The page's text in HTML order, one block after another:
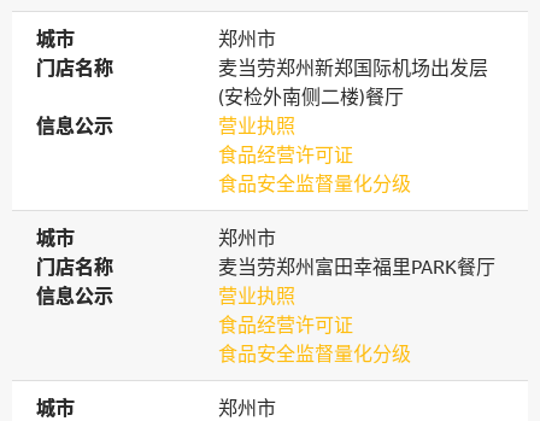
城市
城市
郑州市
门店名称
门店名称
麦当劳郑州新郑国际机场出发层
(安检外南侧二楼)餐厅
信息公示
信息公示
营业执照
食品经营许可证
食品安全监督量化分级
城市
城市
郑州市
门店名称
门店名称
麦当劳郑州富田幸福里PARK餐厅
信息公示
信息公示
营业执照
食品经营许可证
食品安全监督量化分级
城市
城市
郑州市